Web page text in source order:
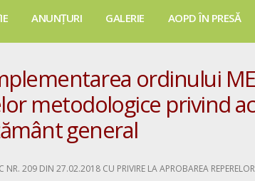
ANUNȚURI GALERIE AOPD ÎN PRESĂ
ordinului
metodologice privind
general
209 DIN 27.02.2018 CU PRIVIRE LA APROBAREA